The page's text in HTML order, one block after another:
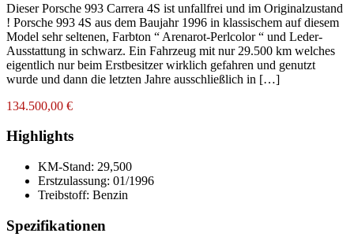
Dieser Porsche 993 Carrera 4S ist unfallfrei und im Originalzustand
! Porsche 993 4S aus dem Baujahr 1996 in klassischem auf diesem
Model sehr seltenen, Farbton “ Arenarot-Perlcolor “ und Leder-
Ausstattung in schwarz. Ein Fahrzeug mit nur 29.500 km welches
eigentlich nur beim Erstbesitzer wirklich gefahren und genutzt
wurde und dann die letzten Jahre ausschließlich in […]
134.500,00 €
Highlights
KM-Stand: 29,500
Erstzulassung: 01/1996
Treibstoff: Benzin
Spezifikationen